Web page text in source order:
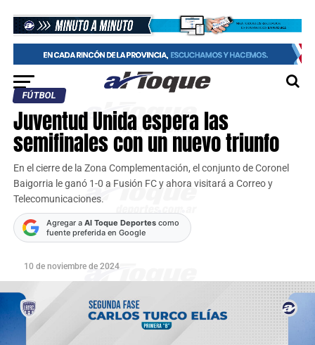
FÚTBOL
Juventud Unida espera las
semifinales con un nuevo triunfo
En el cierre de la Zona Complementación, el conjunto de Coronel
Baigorria le ganó 1-0 a Fusión FC y ahora visitará a Correo y
Telecomunicaciones.
Agregar a Al Toque Deportescomo
fuente preferida en Google
10 de noviembre de 2024